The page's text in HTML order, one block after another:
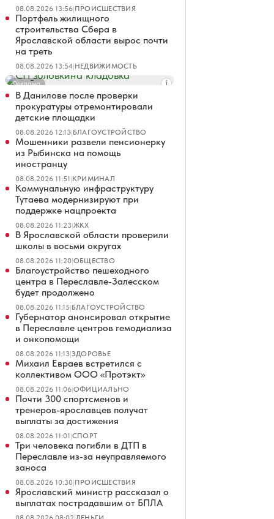
08.08.2026 13:56|ПРОИСШЕСТВИЯ
Портфель жилищного
строительства Сбера в
Ярославской области вырос почти
на треть
08.08.2026 13:54|НЕДВИЖИМОСТЬ
Реклама
В Данилове после проверки
прокуратуры отремонтировали
детские площадки
08.08.2026 12:13|БЛАГОУСТРОЙСТВО
Мошенники развели пенсионерку
из Рыбинска на помощь
иностранцу
08.08.2026 11:51|КРИМИНАЛ
Коммунальную инфраструктуру
Тутаева модернизируют при
поддержке нацпроекта
08.08.2026 11:23|ЖКХ
В Ярославской области проверили
школы в восьми округах
08.08.2026 11:20|ОБЩЕСТВО
Благоустройство пешеходного
центра в Переславле-Залесском
будет продолжено
08.08.2026 11:15|БЛАГОУСТРОЙСТВО
Губернатор анонсировал открытие
в Переславле центров гемодиализа
и онкопомощи
08.08.2026 11:13|ЗДОРОВЬЕ
Михаил Евраев встретился с
коллективом ООО «Протэкт»
08.08.2026 11:06|ОФИЦИАЛЬНО
Почти 300 спортсменов и
тренеров-ярославцев получат
выплаты за достижения
08.08.2026 11:01|СПОРТ
Три человека погибли в ДТП в
Переславле из-за неуправляемого
заноса
08.08.2026 10:30|ПРОИСШЕСТВИЯ
Ярославский министр рассказал о
выплатах пострадавшим от БПЛА